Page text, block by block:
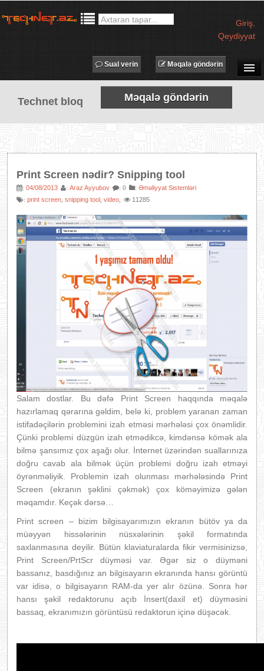
Giriş
Qeydiyyat
SUAL-CAVAB
TECHNET TV
MƏQALƏLƏR
PROQRAMLAR
AVADANLIQLAR
IT LÜĞƏT
XƏBƏRLƏR
Məqalə göndərin
Sual verin
Technet bloq Məqalə göndərin
Print Screen nədir? Snipping tool
: 04/08/2013 : Araz Ayyubov : 0 : Əməliyyat Sistemləri
: print screen snipping tool video 11285
Salam dostlar. Bu dəfə Print Screen haqqında məqalə
hazırlamaq qərarına gəldim, belə ki, problem yaranan zaman
istifadəçilərin problemini izah etməsi mərhələsi çox önəmlidir.
Çünki problemi düzgün izah etmədikcə, kimdənsə kömək ala
bilmə şansımız çox aşağı olur. İnternet üzərindən suallarınıza
doğru cavab ala bilmək üçün problemi doğru izah etməyi
öyrənməliyik. Problemin izah olunması mərhələsində Print
Screen (ekranın şəklini çəkmək) çox köməyimizə gələn
məqamdır. Keçək dərsə…
Print screen – bizim bilgisayarımızın ekranın bütöv ya da
müəyyən hissələrinin nüsxələrinin şəkil formatında
saxlanmasına deyilir. Bütün klaviaturalarda fikir vermisinizsə,
Print Screen/PrtScr düyməsi var. Əgər siz o düyməni
bassanız, basdığınız an bilgisayarın ekranında hansı görüntü
var idisə, o bilgisayarın RAM-da yer alır özünə. Sonra hər
hansı şəkil redaktorunu açıb İnsert(daxil et) düyməsini
bassaq, ekranımızın görüntüsü redaktorun içinə düşəcək.